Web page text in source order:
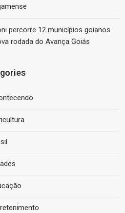
percorre 12 municípios goianos
rodada do Avança Goiás